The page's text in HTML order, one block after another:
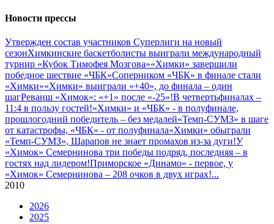
Новости прессы
Утвержден состав участников Cуперлиги на новый
сезонХимкинские баскетболисты выиграли международный
турнир «Кубок Тимофея Мозгова»«Химки» завершили
победное шествие «ЧБК»Соперником «ЧБК» в финале стали
«Химки»«Химки» выиграли «+40», до финала – один
шагРеванш «Химок»: «+1» после «-25»!В четвертьфиналах –
11:4 в пользу гостей!«Химки» и «ЧБК» - в полуфинале,
прошлогодний победитель – без медалей«Темп-СУМЗ» в шаге
от катастрофы, «ЧБК» - от полуфинала«Химки» обыграли
«Темп-СУМЗ», Шарапов не знает промахов из-за дуги!У
«Химок» Семернинова три победы подряд, последняя – в
гостях над лидером!Приморское «Динамо» - первое, у
«Химок» Семернинова – 208 очков в двух играх!...
2010
2026
2025